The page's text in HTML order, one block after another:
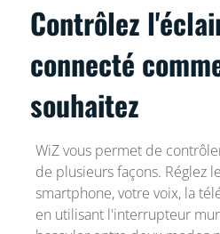
Contrôlez
connecté
souhaitez
WiZ vous permet de
de plusieurs façons. Réglez
smartphone, votre voix, la
en utilisant l'interrupteur